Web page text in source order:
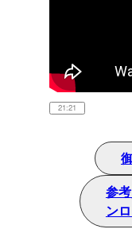
21:21
参
ン